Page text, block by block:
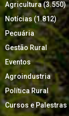
Agricultura(3.550)
Notícias (1.812)
Pecuária
Gestão Rural
Eventos
Agroindustria
Política Rural
Cursos e Palestras